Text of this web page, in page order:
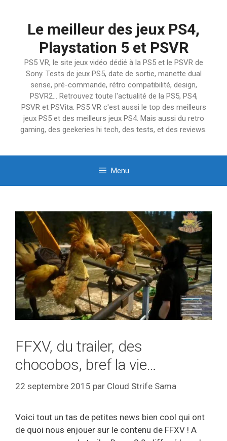
Le meilleur des jeux PS4,
Playstation 5 et PSVR
PS5 VR, le site jeux vidéo dédié à la PS5 et le PSVR de
Sony. Tests de jeux PS5, date de sortie, manette dual
sense, pré-commande, rétro compatibilité, design,
PSVR2… Retrouvez toute l'actualité de la PS5, PS4,
PSVR et PSVita. PS5 VR c'est aussi le top des meilleurs
jeux PS5 et des meilleurs jeux PS4. Mais aussi du retro
gaming, des geekeries hi tech, des tests, et des reviews.
Menu
FFXV, du trailer, des
chocobos, bref la vie…
22 septembre 2015 par Cloud Strife Sama
Voici tout un tas de petites news bien cool qui ont
de quoi nous enjouer sur le contenu de FFXV ! A